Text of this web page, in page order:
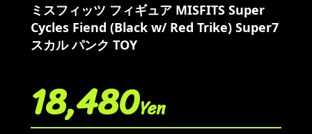
ミスフィッツ フィギュア MISFITS Super
Cycles Fiend (Black w/ Red Trike) Super7
スカル パンク TOY
18,480Yen